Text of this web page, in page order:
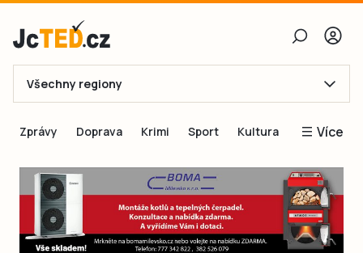
E-mail
Obnovit heslo
Přihlásit se
Všechny regiony
Zprávy Doprava Krimi Sport Kultura Více
Blogy
Inspirace
Čtenáři píší
Speciální přílohy